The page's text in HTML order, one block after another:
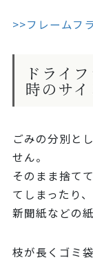
>>フレームフ
ドライ
時のサイ
ごみの分別と
せん。
そのまま捨て
てしまったり
新聞紙などの
枝が長くゴミ